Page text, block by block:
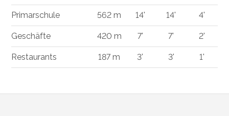
Primarschule 562 m 14' 14' 4'
Geschäfte 420 m 7' 7' 2'
Restaurants 187 m 3' 3' 1'